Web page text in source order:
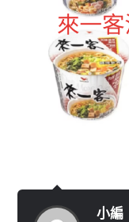
小編